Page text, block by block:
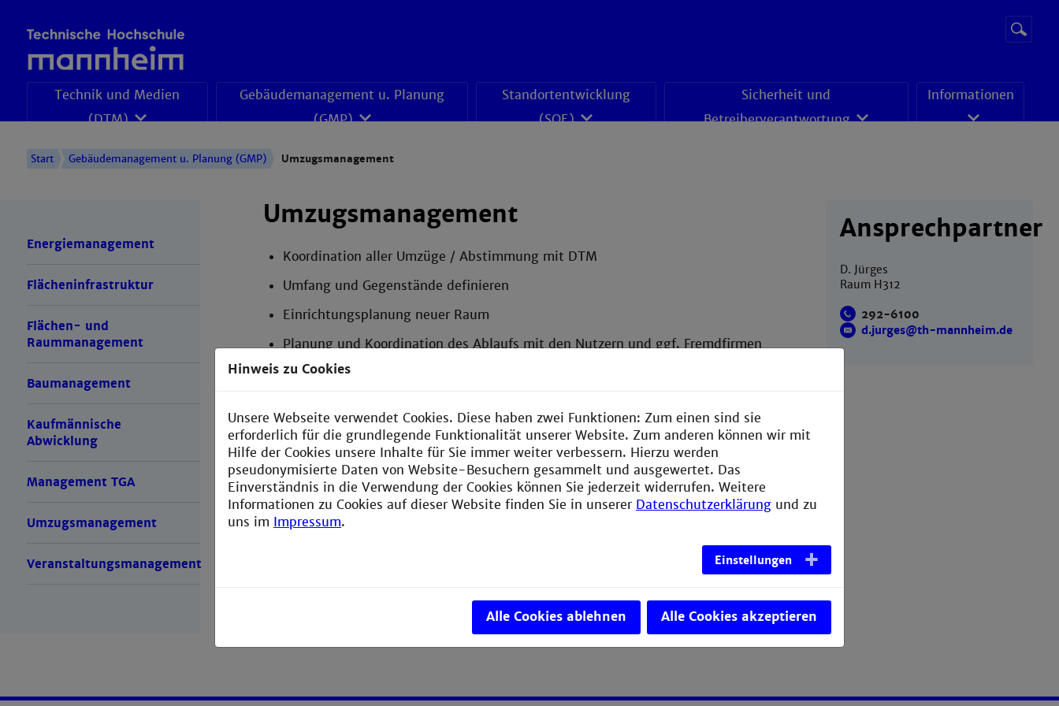
Suche
starten
Technik und Medien
(DTM)
Gebäudemanagement u. Planung
(GMP)
Standortentwicklung
(SOE)
Sicherheit und
Betreiberverantwortung
Informationen
Start Gebäudemanagement u. Planung (GMP) Umzugsmanagement
Energiemanagement
Flächeninfrastruktur
Flächen- und
Raummanagement
Baumanagement
Kaufmännische
Abwicklung
Management TGA
Umzugsmanagement
Veranstaltungsmanagement
Umzugsmanagement
Koordination aller Umzüge / Abstimmung mit DTM
Umfang und Gegenstände definieren
Einrichtungsplanung neuer Raum
Planung und Koordination des Ablaufs mit den Nutzern und ggf. Fremdfirmen
Einbeziehung und ggf. Prüfung von Dritten veranlassen
Umzugsnachbereitung und Entsorgung
Ansprechpartner
D. Jürges
Raum H312
292-6100
d.jurges@th-mannheim.de
Hinweis zu Cookies
Unsere Webseite verwendet Cookies. Diese haben zwei Funktionen: Zum einen sind sie
erforderlich für die grundlegende Funktionalität unserer Website. Zum anderen können wir mit
Hilfe der Cookies unsere Inhalte für Sie immer weiter verbessern. Hierzu werden
pseudonymisierte Daten von Website-Besuchern gesammelt und ausgewertet. Das
Einverständnis in die Verwendung der Cookies können Sie jederzeit widerrufen. Weitere
Informationen zu Cookies auf dieser Website finden Sie in unserer Datenschutzerklärung und zu
uns im Impressum.
Einstellungen
Alle Cookies ablehnen Alle Cookies akzeptieren